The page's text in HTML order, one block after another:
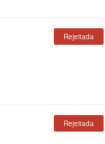
Rejeitada
Rejeitada